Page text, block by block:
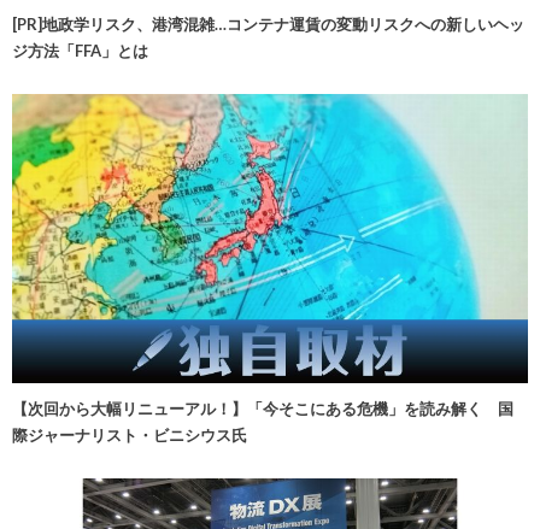
[PR]地政学リスク、港湾混雑…コンテナ運賃の変動リスクへの新しいヘッ
ジ方法「FFA」とは
【次回から大幅リニューアル！】「今そこにある危機」を読み解く 国
際ジャーナリスト・ビニシウス氏